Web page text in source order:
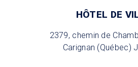
HÔTEL DE
2379, chemin de
Carignan (Québec)